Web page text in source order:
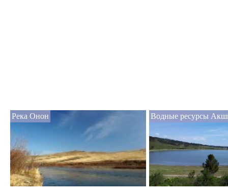
Река Онон Водные ресурсы